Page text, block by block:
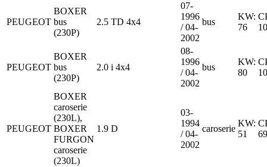
PEUGEOT
BOXER
bus
(230P)
2.5 TD 4x4
07-
1996
/ 04-
2002
bus
KW:
76
PEUGEOT
BOXER
bus
(230P)
2.0 i 4x4
08-
1996
/ 04-
2002
bus
KW:
80
PEUGEOT
BOXER
caroserie
(230L),
BOXER
FURGON
caroserie
(230L)
1.9 D
03-
1994
/ 04-
2002
caroserie
KW:
51
69